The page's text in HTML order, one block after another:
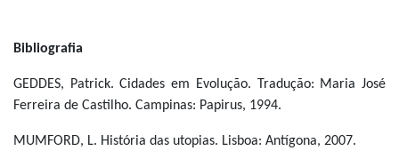
Bibliografia
GEDDES, Patrick. Cidades em Evolução. Tradução: Maria José
Ferreira de Castilho. Campinas: Papirus, 1994.
MUMFORD, L. História das utopias. Lisboa: Antígona, 2007.